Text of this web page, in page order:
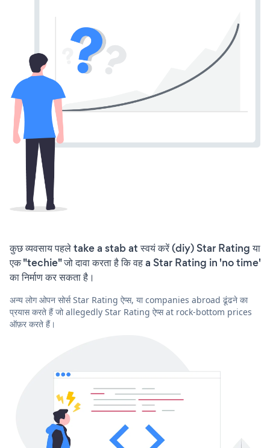
कुछ व्यवसाय पहले take a stab at स्वयं करें (diy) Star Rating या
एक "techie" जो दावा करता है कि वह a Star Rating in 'no time'
का निर्माण कर सकता है।
अन्य लोग ओपन सोर्स Star Rating ऐप्स, या companies abroad ढूंढने का
प्रयास करते हैं जो allegedly Star Rating ऐप्स at rock-bottom prices
ऑफ़र करते हैं।